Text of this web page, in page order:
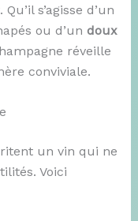
s’agisse d’un
ou d’un doux
réveille
conviviale.
un vin qui ne
Voici